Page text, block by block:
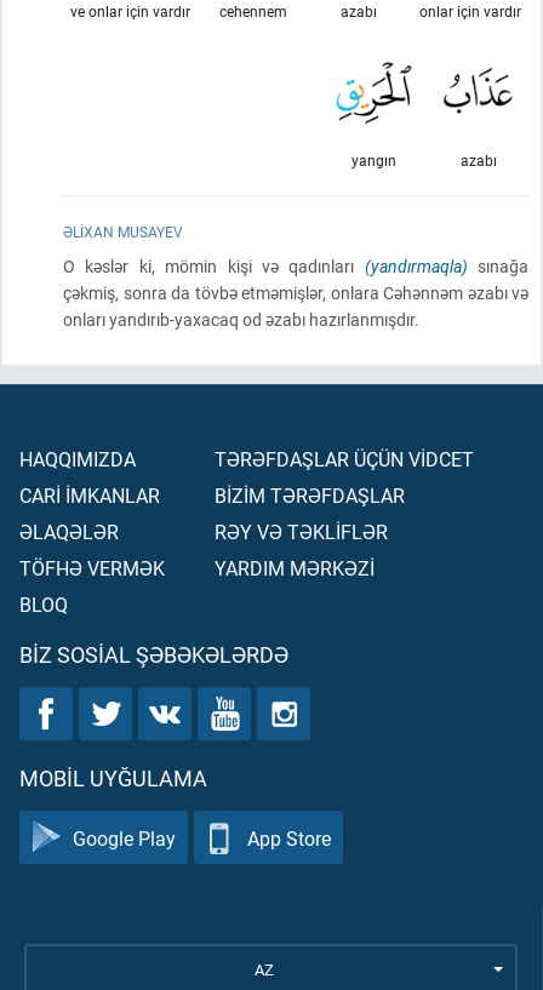
onlar için vardır
azabı
cehennem
ve onlar için vardır
azabı
yangın
ƏLIXAN MUSAYEV
O kəslər ki, mömin kişi və qadınları (yandırmaqla) sınağa
çəkmiş, sonra da tövbə etməmişlər, onlara Cəhənnəm əzabı və
onları yandırıb-yaxacaq od əzabı hazırlanmışdır.
HAQQIMIZDA
CARİ İMKANLAR
ƏLAQƏLƏR
TÖFHƏ VERMƏK
BLOQ
TƏRƏFDAŞLAR ÜÇÜN VİDCET
BİZİM TƏRƏFDAŞLAR
RƏY VƏ TƏKLİFLƏR
YARDIM MƏRKƏZİ
BIZ SOSIAL ŞƏBƏKƏLƏRDƏ
MOBIL UYĞULAMA
Google Play App Store
AZ